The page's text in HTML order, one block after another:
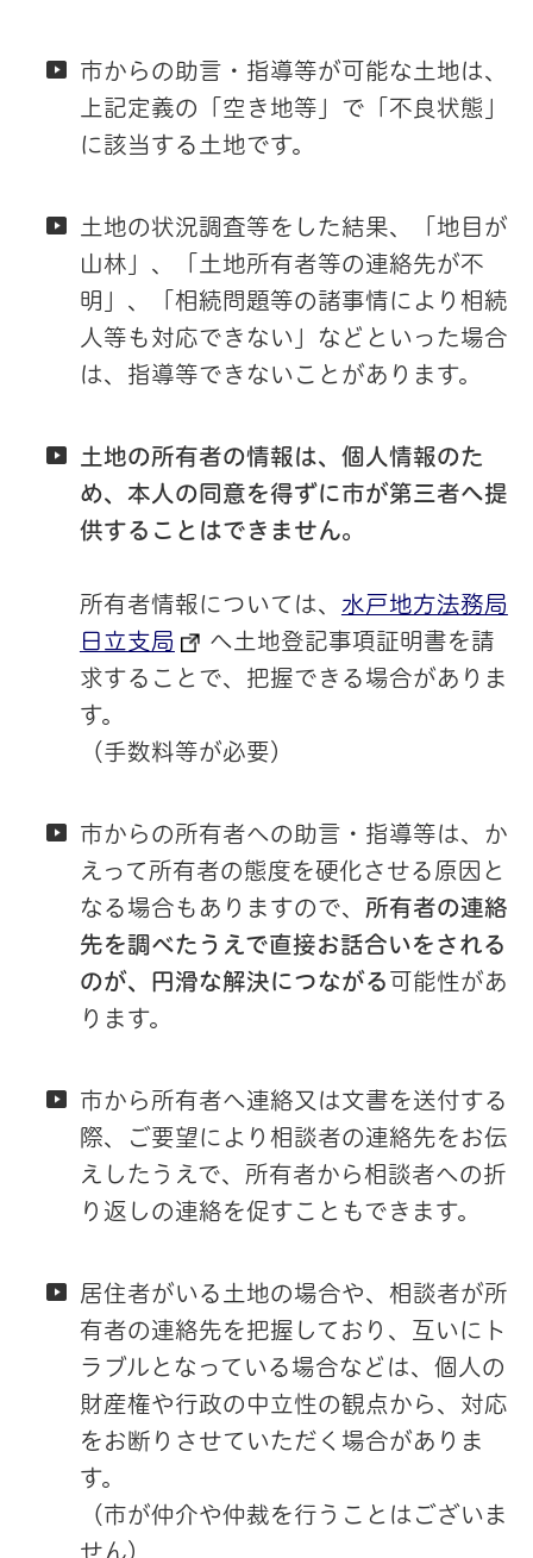
市からの助言・指導等が可能な土地は、
上記定義の「空き地等」で「不良状態」
に該当する土地です。
土地の状況調査等をした結果、「地目が
山林」、「土地所有者等の連絡先が不
明」、「相続問題等の諸事情により相続
人等も対応できない」などといった場合
は、指導等できないことがあります。
土地の所有者の情報は、個人情報のた
め、本人の同意を得ずに市が第三者へ提
供することはできません。
所有者情報については、 水戸地方法務局
日立支局
へ土地登記事項証明書を請
求することで、把握できる場合がありま
す。
（手数料等が必要）
市からの所有者への助言・指導等は、か
えって所有者の態度を硬化させる原因と
なる場合もありますので、 所有者の連絡
先を調べたうえで直接お話合いをされる
のが、円滑な解決につながる 可能性があ
ります。
市から所有者へ連絡又は文書を送付する
際、ご要望により相談者の連絡先をお伝
えしたうえで、所有者から相談者への折
り返しの連絡を促すこともできます。
居住者がいる土地の場合や、相談者が所
有者の連絡先を把握しており、互いにト
ラブルとなっている場合などは、個人の
財産権や行政の中立性の観点から、対応
をお断りさせていただく場合がありま
す。
（市が仲介や仲裁を行うことはございま
せん）